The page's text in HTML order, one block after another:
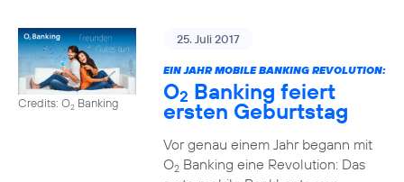
Credits: O2 Banking
25. Juli 2017
EIN JAHR MOBILE BANKING REVOLUTION:
O2 Banking feiert
ersten Geburtstag
Vor genau einem Jahr begann mit
O2Banking eine Revolution: Das